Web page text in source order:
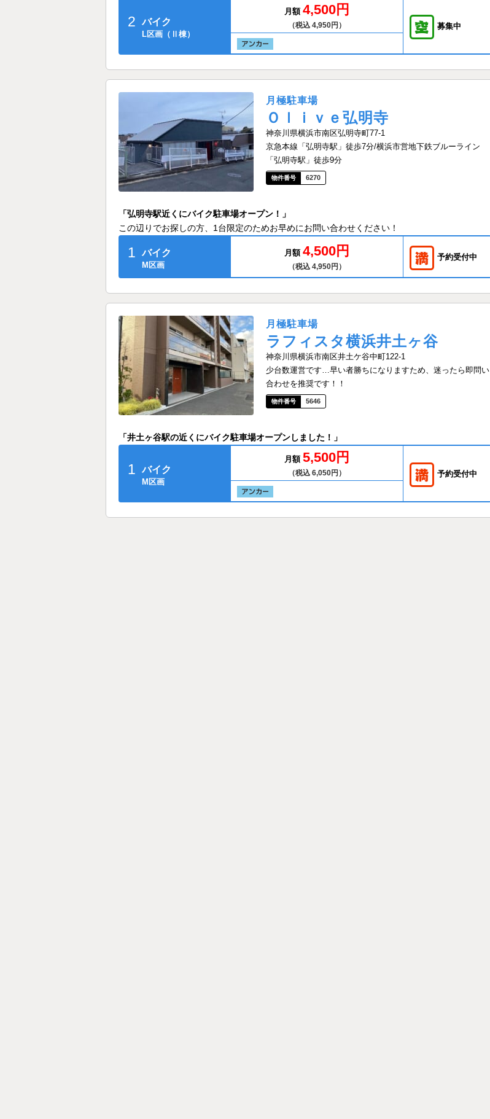
2 バイク
L区画（Ⅱ棟）
月額 4,500円
（税込 4,950円） 募集中
月極駐車場
Ｏｌｉｖｅ弘明寺
神奈川県横浜市南区弘明寺町77-1
京急本線「弘明寺駅」徒歩7分/横浜市営地下鉄ブルーライン
「弘明寺駅」徒歩9分
6270
「弘明寺駅近くにバイク駐車場オープン！」
この辺りでお探しの方、1台限定のためお早めにお問い合わせください！
1 バイク
M区画
月額 4,500円
（税込 4,950円）
予約受付中
月極駐車場
ラフィスタ横浜井土ヶ谷
神奈川県横浜市南区井土ケ谷中町122-1
少台数運営です…早い者勝ちになりますため、迷ったら即問い
合わせを推奨です！！
5646
「井土ヶ谷駅の近くにバイク駐車場オープンしました！」
1 バイク
M区画
月額 5,500円
（税込 6,050円） 予約受付中